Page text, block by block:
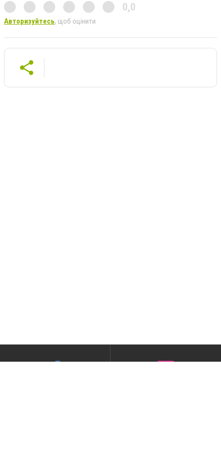
0,0
Авторизуйтесь, щоб оцінити